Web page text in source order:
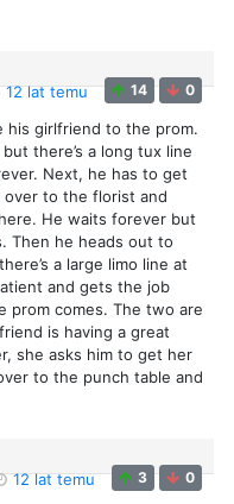
12 lat temu 14 0
his girlfriend to the prom.
there’s a long tux line
Next, he has to get
to the florist and
He waits forever but
Then he heads out to
a large limo line at
and gets the job
prom comes. The two are
is having a great
she asks him to get her
to the punch table and
12 lat temu 3 0